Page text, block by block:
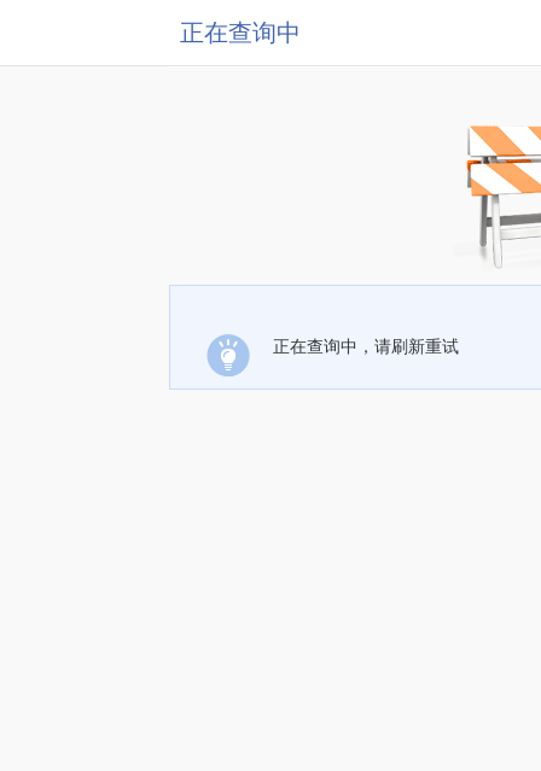
正在查询中
正在查询中，请刷新重试